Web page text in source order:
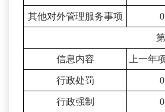
其他对外管理服务事项 0
信息内容 上一年
行政处罚 0
行政强制 0